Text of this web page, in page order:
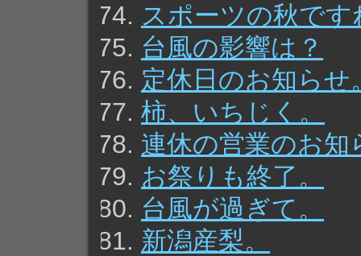
スポーツの秋です
台風の影響は？
定休日のお知らせ
柿、いちじく。
連休の営業のお知
お祭りも終了。
台風が過ぎて。
新潟産梨。